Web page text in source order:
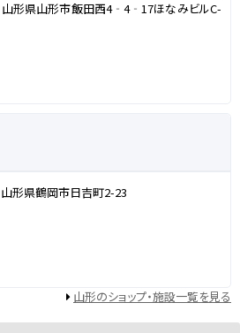
山形県山形市飯田西4‐4‐17ほなみビルC-
山形県鶴岡市日吉町2-23
山形のショップ・施設一覧を見る